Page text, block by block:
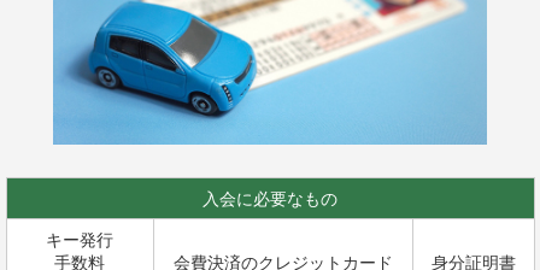
入会に必要なもの
キー発行
手数料
会費決済のクレジットカード 身分証明書